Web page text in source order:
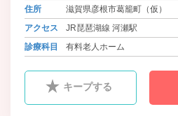
住所
滋賀県彦根市葛籠町（仮）
アクセス
JR琵琶湖線 河瀬駅
診療科目
有料老人ホーム
キープする